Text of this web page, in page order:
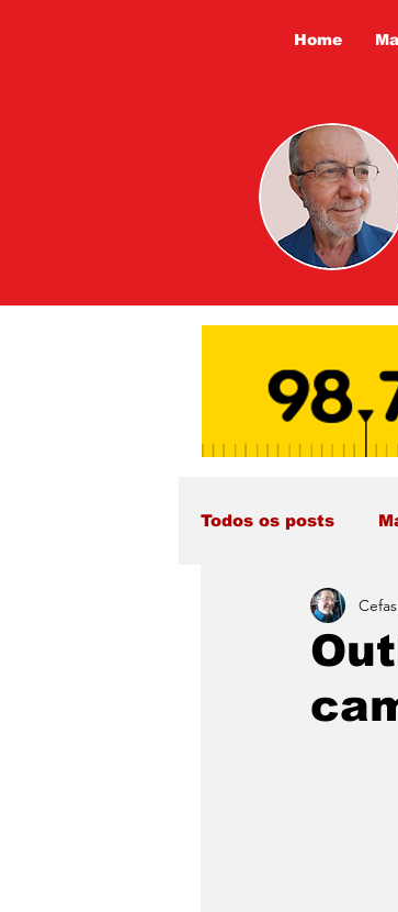
Home
Todos os posts